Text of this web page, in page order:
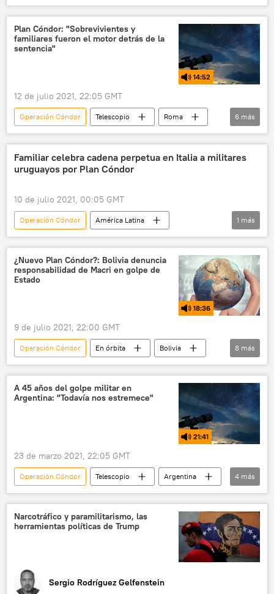
Luiz Inacio Lula da Silva
Juan Manuel Santos
Colombia
Jair Bolsonaro
FARC
Iván Márquez
Fuerzas Armadas de Colombia
Histórico acuerdo entre el Gobierno de Colombia y las FARC
Iván Duque
Plan Cóndor: "Sobrevivientes y
familiares fueron el motor detrás de la
sentencia"
14:52
12 de julio 2021, 22:05 GMT
Operación Cóndor Telescopio
Roma
Italia
justicia
dictadura
Dictadura cívico-militar en Uruguay (1973-1985)
cadena perpetua
represión
6 más
Familiar celebra cadena perpetua en Italia a militares
uruguayos por Plan Cóndor
10 de julio 2021, 00:05 GMT
Operación Cóndor
América Latina
Uruguay
💬 Entrevistas
1 más
¿Nuevo Plan Cóndor?: Bolivia denuncia
responsabilidad de Macri en golpe de
Estado
18:36
9 de julio 2021, 22:00 GMT
Operación Cóndor En órbita
Bolivia
Evo Morales
Ecuador
Mauricio Macri
dictadura
Gobierno de Bolivia
Alberto Fernández
Bolivia, bajo el nuevo Gobierno de facto de Jeanine Áñez
8 más
A 45 años del golpe militar en
Argentina: "Todavía nos estremece"
21:41
23 de marzo 2021, 22:05 GMT
Operación Cóndor Telescopio
Argentina
dictadura
Abuelas de Plaza de Mayo
Estela de Carlotto
desaparecidos
4 más
Narcotráfico y paramilitarismo, las
herramientas políticas de Trump
Sergio Rodríguez Gelfenstein